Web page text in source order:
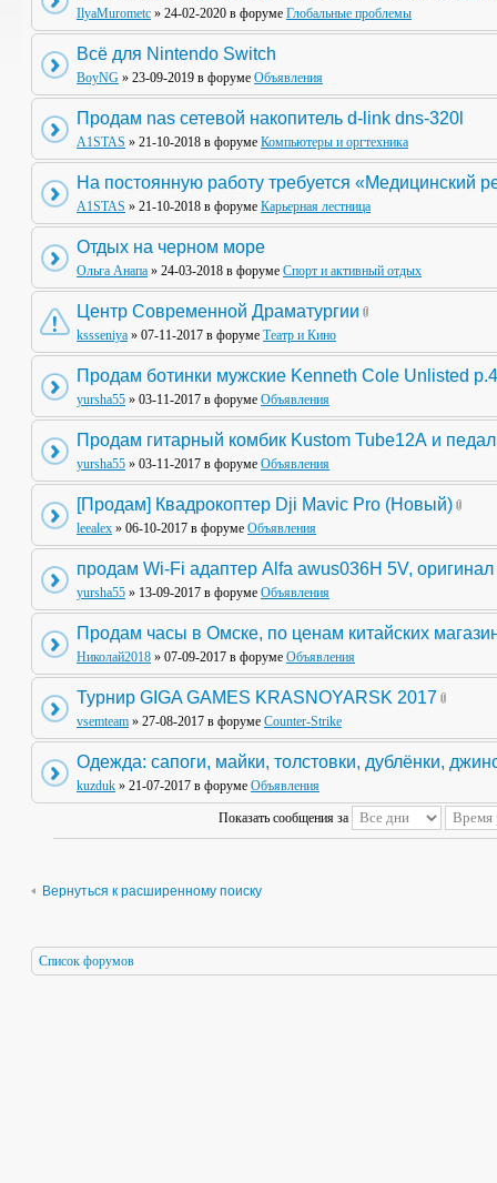
IlyaMurometc » 24-02-2020 в форуме Глобальные проблемы
Всё для Nintendo Switch
BoyNG » 23-09-2019 в форуме Объявления
Продам nas сетевой накопитель d-link dns-320l
A1STAS » 21-10-2018 в форуме Компьютеры и оргтехника
На постоянную работу требуется «Медицинский
A1STAS » 21-10-2018 в форуме Карьерная лестница
Отдых на черном море
Ольга Анапа » 24-03-2018 в форуме Спорт и активный отдых
Центр Современной Драматургии
kssseniya » 07-11-2017 в форуме Театр и Кино
Продам ботинки мужские Kenneth Cole Unlisted
yursha55 » 03-11-2017 в форуме Объявления
Продам гитарный комбик Kustom Tube12А и
yursha55 » 03-11-2017 в форуме Объявления
[Продам] Квадрокоптер Dji Mavic Pro (Новый)
leealex » 06-10-2017 в форуме Объявления
продам Wi-Fi адаптер Alfa awus036H 5V, оригинал
yursha55 » 13-09-2017 в форуме Объявления
Продам часы в Омске, по ценам китайских
Николай2018 » 07-09-2017 в форуме Объявления
Турнир GIGA GAMES KRASNOYARSK 2017
vsemteam » 27-08-2017 в форуме Counter-Strike
Одежда: сапоги, майки, толстовки, дублёнки,
kuzduk » 21-07-2017 в форуме Объявления
Показать сообщения за
Вернуться к расширенному поиску
Список форумов